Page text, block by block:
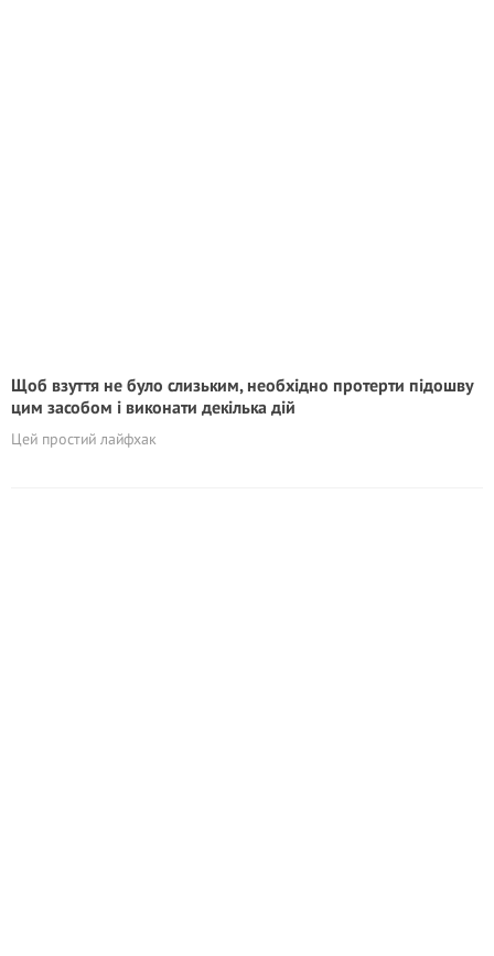
Щоб взуття не було слизьким, необхідно протерти підошву
цим засобом і виконати декілька дій
Цей простий лайфхак